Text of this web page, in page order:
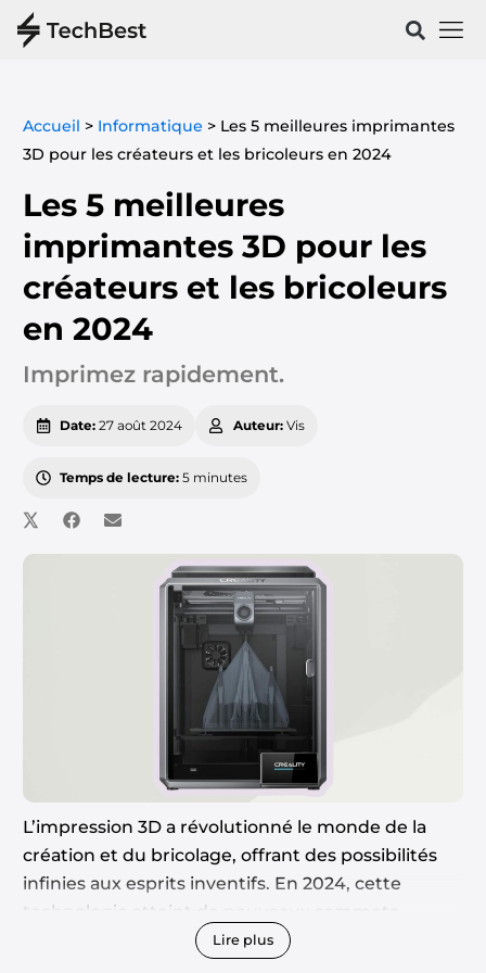
Accueil > Informatique > Les 5 meilleures imprimantes
3D pour les créateurs et les bricoleurs en 2024
Les 5 meilleures
imprimantes 3D pour les
créateurs et les bricoleurs
en 2024
Imprimez rapidement.
Date:27 août 2024 Auteur: Vis
Temps de lecture:5 minutes
L’impression 3D a révolutionné le monde de la
création et du bricolage, offrant des possibilités
infinies aux esprits inventifs. En 2024, cette
technologie atteint de nouveaux sommets,
combinant précision, rapidité et facilité
Lire plus